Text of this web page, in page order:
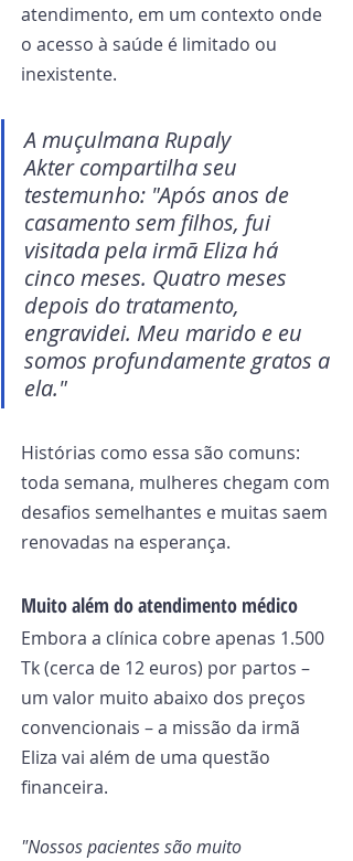
atendimento, em um contexto onde
o acesso à saúde é limitado ou
inexistente.
A muçulmana Rupaly
Akter compartilha seu
testemunho: "Após anos de
casamento sem filhos, fui
visitada pela irmã Eliza há
cinco meses. Quatro meses
depois do tratamento,
engravidei. Meu marido e eu
somos profundamente gratos a
ela."
Histórias como essa são comuns:
toda semana, mulheres chegam com
desafios semelhantes e muitas saem
renovadas na esperança.
Muito além do atendimento médico
Embora a clínica cobre apenas 1.500
Tk (cerca de 12 euros) por partos –
um valor muito abaixo dos preços
convencionais – a missão da irmã
Eliza vai além de uma questão
financeira.
"Nossos pacientes são muito